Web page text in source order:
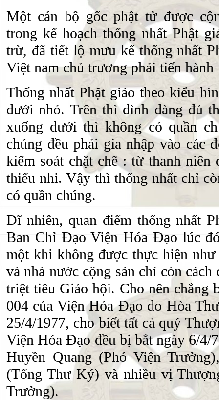
Một cán bộ gốc phật tử được
trong kế hoạch thống nhất Phật
trừ, đã tiết lộ mưu kế thống nhất
Việt nam chủ trương phải tiến hành
Thống nhất Phật giáo theo kiểu
dưới nhỏ. Trên thì dình dàng đủ
xuống dưới thì không có quần
chúng đều phải gia nhập vào các
kiểm soát chặt chẽ : từ thanh
thiếu nhi. Vậy thì thống nhất chỉ
có quần chúng.
Dĩ nhiên, quan điểm thống nhất
Ban Chỉ Đạo Viện Hóa Đạo lúc
một khi không được thực hiện
và nhà nước cộng sản chỉ còn
triệt tiêu Giáo hội. Cho nên chẳng
004 của Viện Hóa Đạo do Hòa
25/4/1977, cho biết tất cả quý
Viện Hóa Đạo đều bị bắt ngày 6/4/
Huyền Quang (Phó Viện
(Tổng Thư Ký) và nhiều vị
Trưởng).